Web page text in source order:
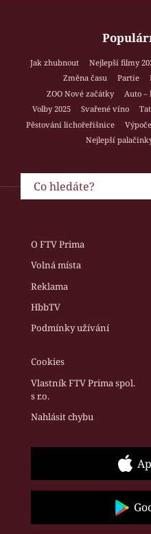
Jak zhubnout Nejlepší filmy
Změna času
Partie
ZOO Nové začátky
Auto –
Volby 2025
Svařené víno
Pěstování lichořeřišnice
Nejlepší
O FTV Prima
Volná místa
Reklama
HbbTV
Podmínky užívání
Cookies
Vlastník FTV Prima spol.
s r.o.
Nahlásit chybu